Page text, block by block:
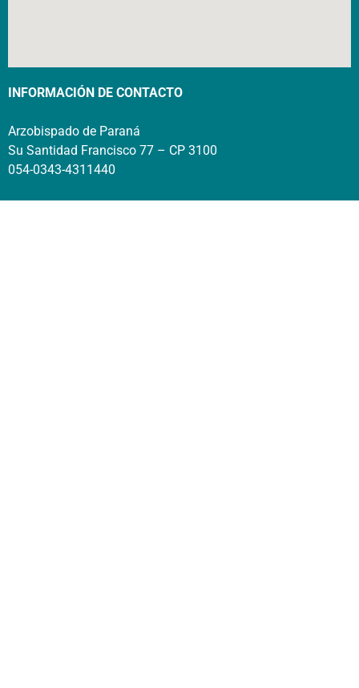
INFORMACIÓN DE CONTACTO
Arzobispado de Paraná
Su Santidad Francisco 77 – CP 3100
054-0343-4311440